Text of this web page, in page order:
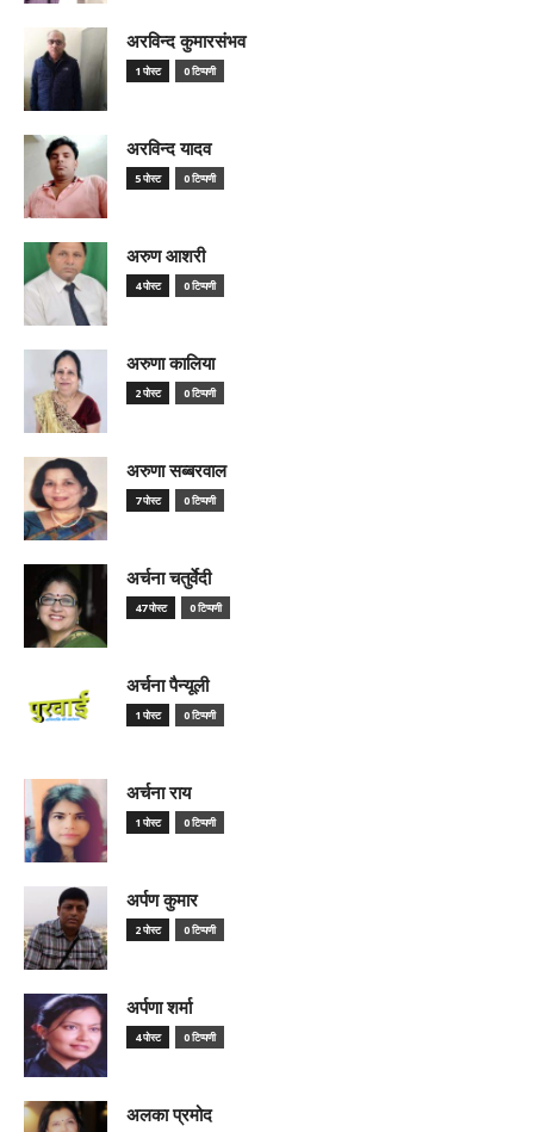
अरविन्द कुमारसंभव
1 पोस्ट 0 टिप्पणी
अरविन्द यादव
5 पोस्ट 0 टिप्पणी
अरुण आशरी
4 पोस्ट 0 टिप्पणी
अरुणा कालिया
2 पोस्ट 0 टिप्पणी
अरुणा सब्बरवाल
7 पोस्ट 0 टिप्पणी
अर्चना चतुर्वेदी
47 पोस्ट 0 टिप्पणी
अर्चना पैन्यूली
1 पोस्ट 0 टिप्पणी
अर्चना राय
1 पोस्ट 0 टिप्पणी
अर्पण कुमार
2 पोस्ट 0 टिप्पणी
अर्पणा शर्मा
4 पोस्ट 0 टिप्पणी
अलका प्रमोद